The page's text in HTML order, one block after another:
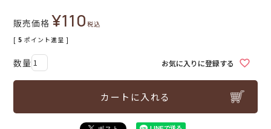
販売価格 ¥110税込
[ 5 ポイント進呈 ]
お気に入りに登録する
カートに入れる